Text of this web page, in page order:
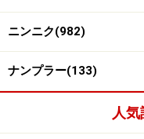
4
フライパンで焼く
フライパンに多めの
ニンニク(982)
ナンプラー(133)
人